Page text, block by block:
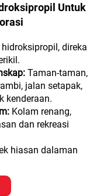
Untuk
direka
Taman-taman,
jalan setapak,
kenderaan.
Kolam renang,
dan rekreasi
hiasan dalaman